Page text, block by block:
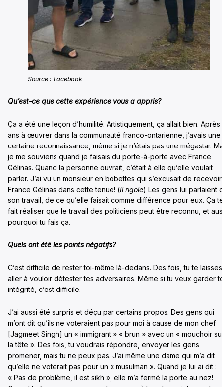
Source : Facebook
Qu’est-ce que cette expérience vous a appris?
Ça a été une leçon d’humilité. Artistiquement, ça allait bien. Après
ans à œuvrer dans la communauté franco-ontarienne, j’avais une
certaine reconnaissance, même si je n’étais pas une mégastar.
je me souviens quand je faisais du porte-à-porte avec France
Gélinas. Quand la personne ouvrait, c’était à elle qu’elle voulait
parler. J’ai vu un monsieur en bobettes qui s’excusait de recevoir
France Gélinas dans cette tenue! (Il rigole) Les gens lui parlaient
son travail, de ce qu’elle faisait comme différence pour eux. Ça
fait réaliser que le travail des politiciens peut être reconnu, et
pourquoi tu fais ça.
Quels ont été les points négatifs?
C’est difficile de rester toi-même là-dedans. Des fois, tu te laisses
aller à vouloir détester tes adversaires. Même si tu veux garder
intégrité, c’est difficile.
J’ai aussi été surpris et déçu par certains propos. Des gens qui
m’ont dit qu’ils ne voteraient pas pour moi à cause de mon chef
[Jagmeet Singh] un « immigrant » « brun » avec un « mouchoir
la tête ». Des fois, tu voudrais répondre, envoyer les gens
promener, mais tu ne peux pas. J’ai même une dame qui m’a dit
qu’elle ne voterait pas pour un « musulman ». Quand je lui ai dit :
« Pas de problème, il est sikh », elle m’a fermé la porte au nez!